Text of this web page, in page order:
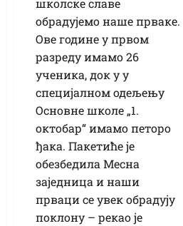
обрадујемо наше прваке.
Ове године у првом
разреду имамо 26
ученика, док у у
специјалном одељењу
Основне школе „1.
октобар“ имамо петоро
ђака. Пакетиће је
обезбедила Месна
заједница и наши
прваци се увек обрадују
поклону – рекао је